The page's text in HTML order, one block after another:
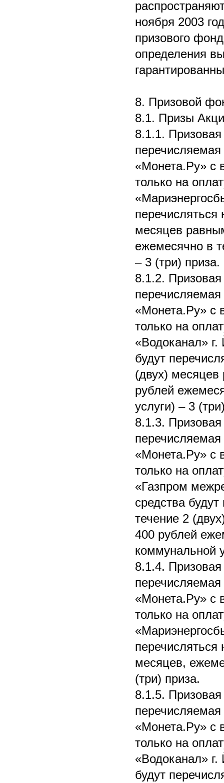
ноября 2003
призового
определения
8. Призовой
8.1. Призы
8.1.1.
«Монета.Ру» с
только на
перечисляться
месяцев
ежемесячно в
– 3 (три) приза.
8.1.2.
«Монета.Ру» с
только на
«Водоканал»
будут
(двух)
рублей
услуги) – 3
8.1.3.
«Монета.Ру» с
только на
«Газпром
средства
течение 2
400 рублей
коммунальной
8.1.4.
«Монета.Ру» с
только на
перечисляться
месяцев,
(три) приза.
8.1.5.
«Монета.Ру» с
только на
«Водоканал»
будут